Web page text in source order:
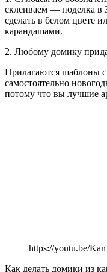
склеиваем — поделка
сделать в белом цвете
карандашами.
2. Любому домику
Прилагаются шаблоны с
самостоятельно
потому что вы лучшие
https://youtu.be/
Как делать домики из